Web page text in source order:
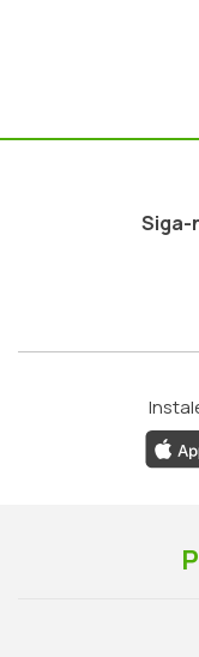
Siga-